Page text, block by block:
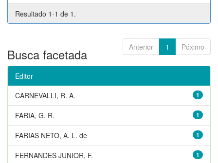
Resultado 1-1 de 1.
Anterior 1 Póximo
Busca facetada
Editor
1
CARNEVALLI, R. A.
1
FARIA, G. R.
1
FARIAS NETO, A. L. de
1
FERNANDES JUNIOR, F.